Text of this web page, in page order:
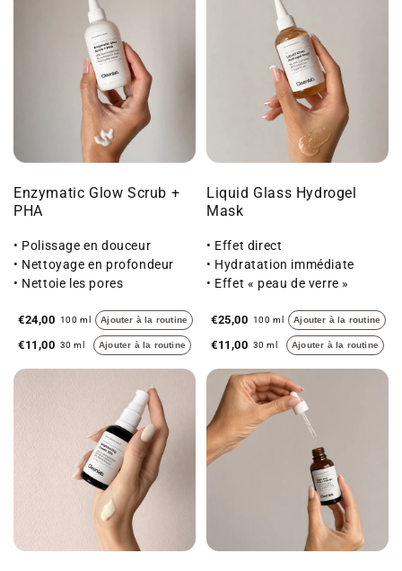
Enzymatic Glow Scrub +
PHA
• Polissage en douceur
• Nettoyage en profondeur
• Nettoie les pores
€24,00 100 ml Ajouter à la routine
€11,00 30 ml Ajouter à la routine
Liquid Glass Hydrogel
Mask
• Effet direct
• Hydratation immédiate
• Effet « peau de verre »
€25,00 100 ml Ajouter à la routine
€11,00 30 ml Ajouter à la routine